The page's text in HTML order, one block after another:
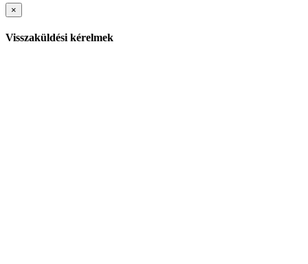
×
Visszaküldési kérelmek